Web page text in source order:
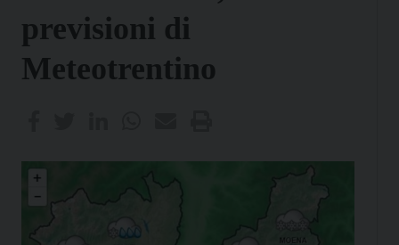
previsioni di
Meteotrentino